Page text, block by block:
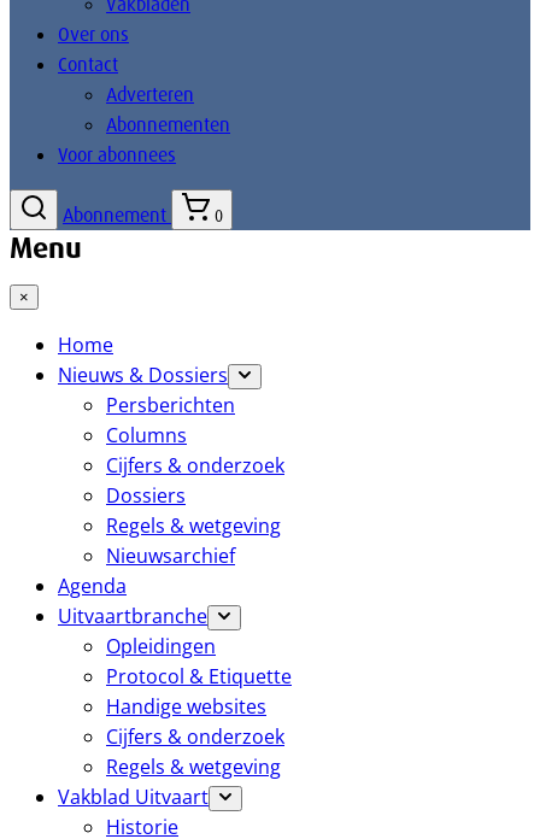
Over ons
Contact
Adverteren
Abonnementen
Voor abonnees
Abonnement 0
Menu
×
Home
Nieuws & Dossiers
Persberichten
Columns
Cijfers & onderzoek
Dossiers
Regels & wetgeving
Nieuwsarchief
Agenda
Uitvaartbranche
Opleidingen
Protocol & Etiquette
Handige websites
Cijfers & onderzoek
Regels & wetgeving
Vakblad Uitvaart
Historie